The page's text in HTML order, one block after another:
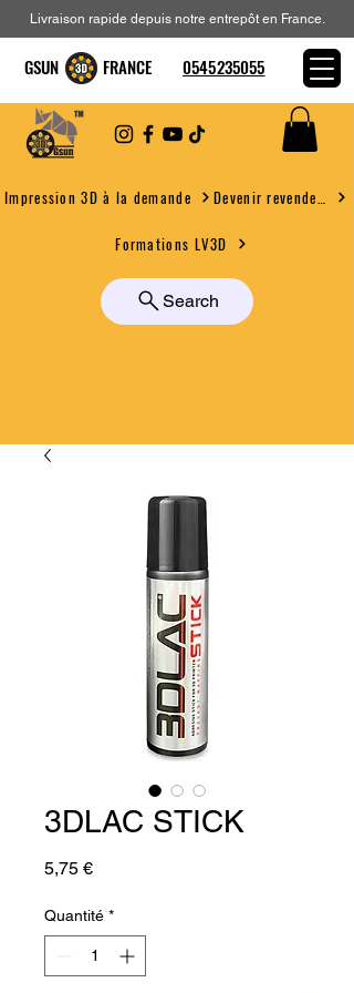
Impression 3D à la demande
Formations LV3D
Search
Livraison rapide depuis notre entrepôt en France.
GSUN FRANCE 0545235055
3DLAC STICK
5,75 €Prix
Quantité *